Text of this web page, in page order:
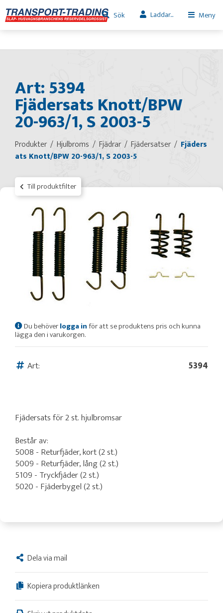
Sök Laddar... Meny
Art: 5394
Fjädersats Knott/BPW
20-963/1, S 2003-5
Produkter Hjulbroms Fjädrar Fjädersatser
Fjäders
ats Knott/BPW 20-963/1, S 2003-5
Till produktfilter
Du behöverlogga inför att se produktens pris och kunna
lägga den i varukorgen.
Art: 5394
Fjädersats för 2 st. hjulbromsar
Består av:
5008 - Returfjäder, kort (2 st.)
5009 - Returfjäder, lång (2 st.)
5109 - Tryckfjäder (2 st.)
5020 - Fjäderbygel (2 st.)
Dela via mail
Kopiera produktlänken